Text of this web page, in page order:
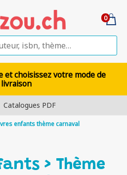
0
et choisissez votre mode de
livraison
Catalogues PDF
enfants thème carnaval
> Thème